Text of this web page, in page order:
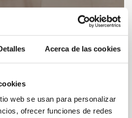
Acerca de las cookies
web se usan para personalizar
ofrecer funciones de redes